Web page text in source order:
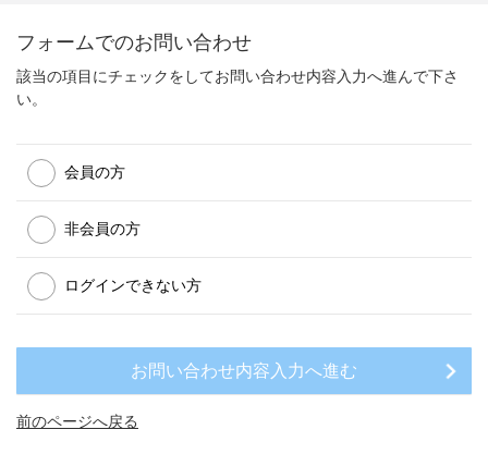
フォームでのお問い合わせ
該当の項目にチェックをしてお問い合わせ内容入力へ進んで下さ
い。
会員の方
非会員の方
ログインできない方
前のページへ戻る